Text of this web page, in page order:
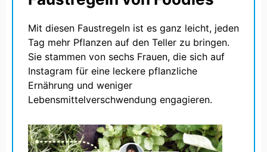
Mit diesen Faustregeln ist es ganz leicht, jeden
Tag mehr Pflanzen auf den Teller zu bringen.
Sie stammen von sechs Frauen, die sich auf
Instagram für eine leckere pflanzliche
Ernährung und weniger
Lebensmittelverschwendung engagieren.